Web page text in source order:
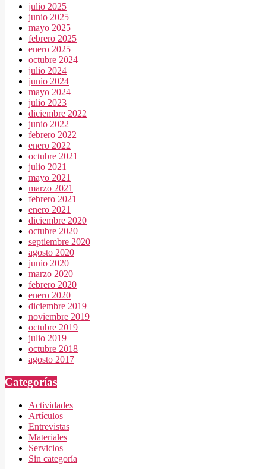
julio 2025
junio 2025
mayo 2025
febrero 2025
enero 2025
octubre 2024
julio 2024
junio 2024
mayo 2024
julio 2023
diciembre 2022
junio 2022
febrero 2022
enero 2022
octubre 2021
julio 2021
mayo 2021
marzo 2021
febrero 2021
enero 2021
diciembre 2020
octubre 2020
septiembre 2020
agosto 2020
junio 2020
marzo 2020
febrero 2020
enero 2020
diciembre 2019
noviembre 2019
octubre 2019
julio 2019
octubre 2018
agosto 2017
Categorías
Actividades
Artículos
Entrevistas
Materiales
Servicios
Sin categoría